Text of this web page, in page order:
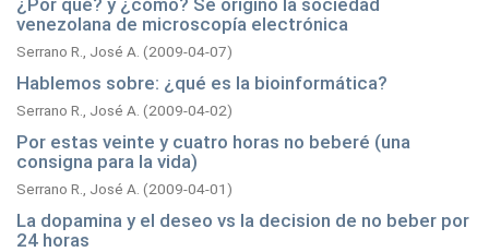
¿Por qué? y ¿cómo? Se originó la sociedad
venezolana de microscopía electrónica
Serrano R., José A. (2009-04-07)
Hablemos sobre: ¿qué es la bioinformática?
Serrano R., José A. (2009-04-02)
Por estas veinte y cuatro horas no beberé (una
consigna para la vida)
Serrano R., José A. (2009-04-01)
La dopamina y el deseo vs la decision de no beber por
24 horas